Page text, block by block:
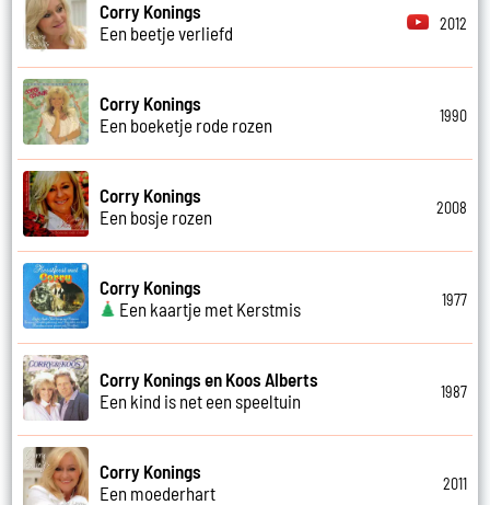
Corry Konings
Een beetje verliefd
2012
Corry Konings
Een boeketje rode rozen
1990
Corry Konings
Een bosje rozen
2008
Corry Konings
Een kaartje met Kerstmis
1977
Corry Konings en Koos Alberts
Een kind is net een speeltuin
1987
Corry Konings
Een moederhart
2011